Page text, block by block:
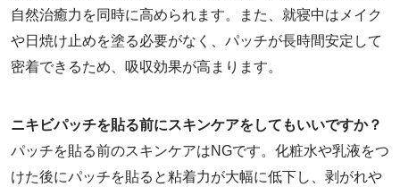
自然治癒力を同時に高められます。また、就寝中はメイク
や日焼け止めを塗る必要がなく、パッチが長時間安定して
密着できるため、吸収効果が高まります。
ニキビパッチを貼る前にスキンケアをしてもいいですか？
パッチを貼る前のスキンケアはNGです。化粧水や乳液をつ
けた後にパッチを貼ると粘着力が大幅に低下し、剥がれや